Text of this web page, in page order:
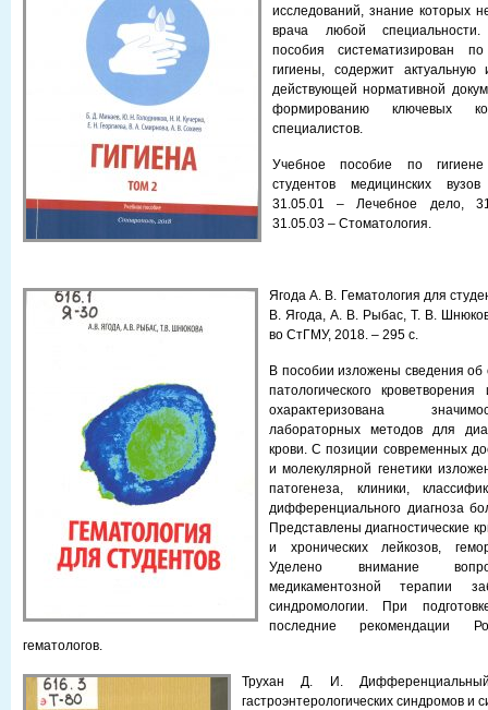
исследований, знание которых
врача любой
пособия систематизирован
гигиены, содержит
действующей нормативной
формированию ключевых
специалистов.
Учебное пособие по
студентов медицинских
31.05.01 – Лечебное дело,
31.05.03 – Стоматология.
Ягода А. В. Гематология для
В. Ягода, А. В. Рыбас, Т. В.
во СтГМУ, 2018. – 295 с.
В пособии изложены сведения об
патологи­ческого
охарактеризована
лабораторных методов для
крови. С позиции современных
и молекуляр­ной генетики
патогенеза, клиники,
дифференциального диагноза
Представлены диагностические
и хронических лейкозов,
Уделено внимание
медикаментозной терапии
синдромологии. При
последние рекомен­дации
гематологов.
Трухан Д. И.
гастроэнтерологических синдромов и